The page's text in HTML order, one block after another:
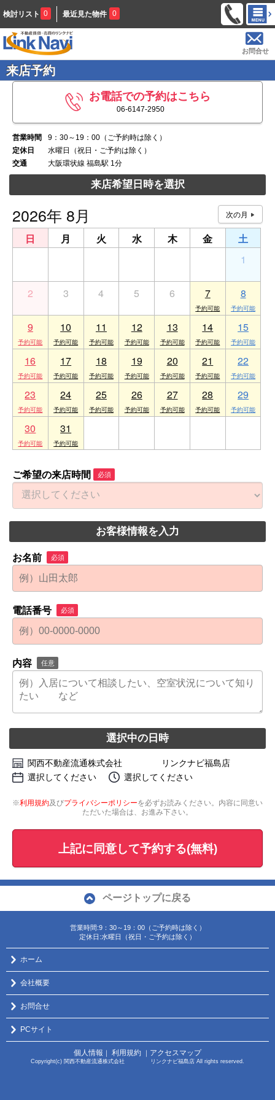
検討リスト 0 最近見た物件 0
お問合せ
来店予約
お電話での予約はこちら
06-6147-2950
営業時間
9：30～19：00（ご予約時は除く）
定休日
水曜日（祝日・ご予約は除く）
交通
大阪環状線 福島駅 1分
来店希望日時を選択
2026年 8月
日 月 火 水 木 金
土
1
2 3 4 5 6 7 8
9 10 11 12 13 14 15
16 17 18 19 20 21 22
23 24 25 26 27 28 29
30 31
ご希望の来店時間 必須
お客様情報を入力
お名前 必須
電話番号 必須
内容 任意
選択中の日時
関西不動産流通株式会社 リンクナビ福島店
選択してください
選択してください
※利用規約及びプライバシーポリシーを必ずお読みください。内容に同意い
ただいた場合は、お進み下さい。
上記に同意して予約する(無料)
ページトップに戻る
営業時間:9：30～19：00（ご予約時は除く）
定休日:水曜日（祝日・ご予約は除く）
ホーム
会社概要
お問合せ
PCサイト
個人情報 ｜ 利用規約 ｜ アクセスマップ
Copyright(c) 関西不動産流通株式会社 リンクナビ福島店 All rights reserved.